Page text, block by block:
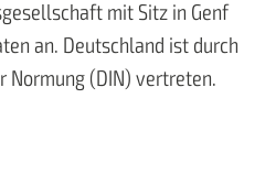
mit Sitz in Genf
an. Deutschland ist durch
Normung (DIN) vertreten.